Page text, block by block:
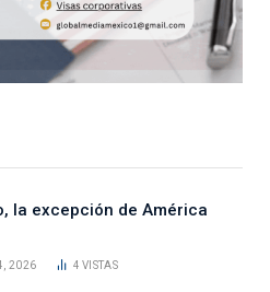
la excepción de América
2026 4VISTAS